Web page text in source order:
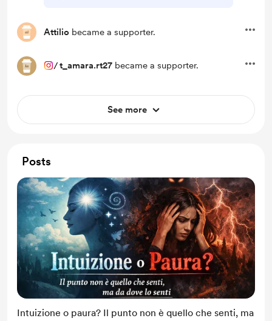
Attilio became a supporter.
/t_amara.rt27 became a supporter.
See more
Posts
Intuizione o paura? Il punto non è quello che senti, ma